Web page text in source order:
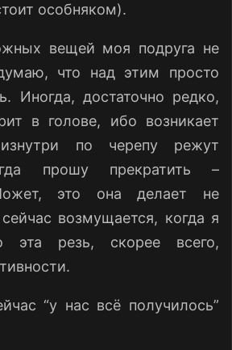
особняком).
вещей моя подруга не
что над этим просто
Иногда, достаточно редко,
в голове, ибо возникает
по черепу режут
прошу прекратить –
это она делает не
возмущается, когда я
резь, скорее всего,
“у нас всё получилось”